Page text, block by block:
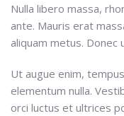
Nulla libero massa,
ante. Mauris erat
aliquam metus. Donec
Ut augue enim,
elementum nulla.
orci luctus et ultrices